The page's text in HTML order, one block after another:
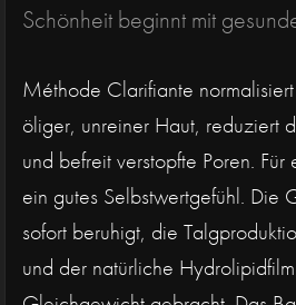
Schönheit beginnt mit
Méthode Clarifiante
öliger, unreiner Haut, reduziert
und befreit verstopfte Poren. Für
ein gutes Selbstwertgefühl. Die
sofort beruhigt, die
und der natürliche